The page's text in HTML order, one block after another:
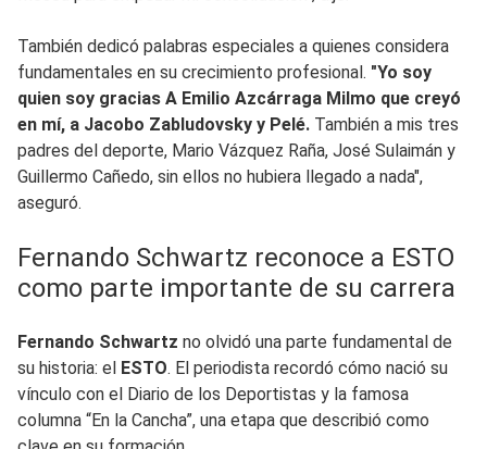
También dedicó palabras especiales a quienes considera
fundamentales en su crecimiento profesional. "Yo soy
quien soy gracias A Emilio Azcárraga Milmo que creyó
en mí, a Jacobo Zabludovsky y Pelé. También a mis tres
padres del deporte, Mario Vázquez Raña, José Sulaimán y
Guillermo Cañedo, sin ellos no hubiera llegado a nada",
aseguró.
Fernando Schwartz reconoce a ESTO
como parte importante de su carrera
Fernando Schwartz no olvidó una parte fundamental de
su historia: el ESTO. El periodista recordó cómo nació su
vínculo con el Diario de los Deportistas y la famosa
columna “En la Cancha”, una etapa que describió como